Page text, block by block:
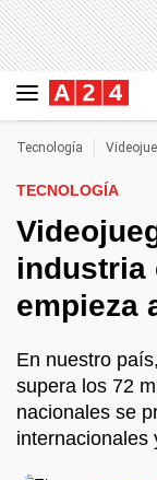
Tecnología
TECNOLOGÍA
industria
empieza
En nuestro
supera los 72
nacionales se
internacionales